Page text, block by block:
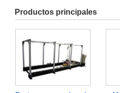
Productos principales